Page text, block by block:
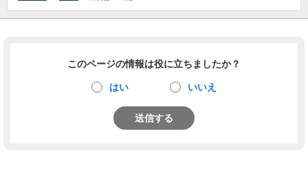
このページの情報は役に立ちましたか？
はい いいえ
送信する